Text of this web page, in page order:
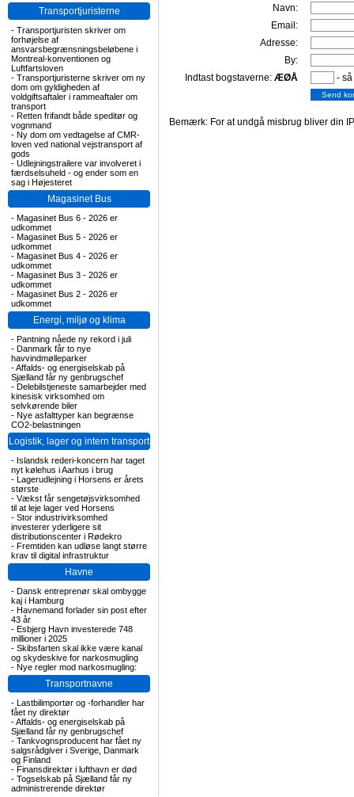
Transportjuristerne
- Transportjuristen skriver om
forhøjelse af
ansvarsbegrænsningsbeløbene i
Montreal-konventionen og
Luftfartsloven
- Transportjuristerne skriver om ny
dom om gyldigheden af
voldgiftsaftaler i rammeaftaler om
transport
- Retten frifandt både speditør og
vognmand
- Ny dom om vedtagelse af CMR-
loven ved national vejstransport af
gods
- Udlejningstrailere var involveret i
færdselsuheld - og ender som en
sag i Højesteret
Magasinet Bus
- Magasinet Bus 6 - 2026 er
udkommet
- Magasinet Bus 5 - 2026 er
udkommet
- Magasinet Bus 4 - 2026 er
udkommet
- Magasinet Bus 3 - 2026 er
udkommet
- Magasinet Bus 2 - 2026 er
udkommet
Energi, miljø og klima
- Pantning nåede ny rekord i juli
- Danmark får to nye
havvindmølleparker
-Affalds- og energiselskab på
Sjælland får ny genbrugschef
- Delebilstjeneste samarbejder med
kinesisk virksomhed om
selvkørende biler
- Nye asfalttyper kan begrænse
CO2-belastningen
Logistik, lager og intern transport
- Islandsk rederi-koncern har taget
nyt kølehus i Aarhus i brug
- Lagerudlejning i Horsens er årets
største
- Vækst får sengetøjsvirksomhed
til at leje lager ved Horsens
- Stor industrivirksomhed
investerer yderligere sit
distributionscenter i Rødekro
- Fremtiden kan udløse langt større
krav til digital infrastruktur
Havne
- Dansk entreprenør skal ombygge
kaj i Hamburg
- Havnemand forlader sin post efter
43 år
- Esbjerg Havn investerede 748
millioner i 2025
- Skibsfarten skal ikke være kanal
og skydeskive for narkosmugling
- Nye regler mod narkosmugling:
Transportnavne
- Lastbilimportør og -forhandler har
fået ny direktør
-Affalds- og energiselskab på
Sjælland får ny genbrugschef
- Tankvognsproducent har fået ny
salgsrådgiver i Sverige, Danmark
og Finland
- Finansdirektør i lufthavn er død
- Togselskab på Sjælland får ny
administrerende direktør
Navn:
Email:
Adresse:
By:
Indtast bogstaverne: ÆØÅ -
Bemærk: For at undgå misbrug bliver din